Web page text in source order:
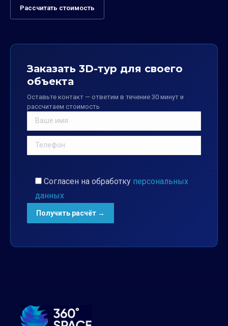
Рассчитать стоимость
Заказать 3D-тур для своего
объекта
Оставьте контакт — ответим в течение 30 минут и
рассчитаем стоимость
Согласен на обработку персональных
данных